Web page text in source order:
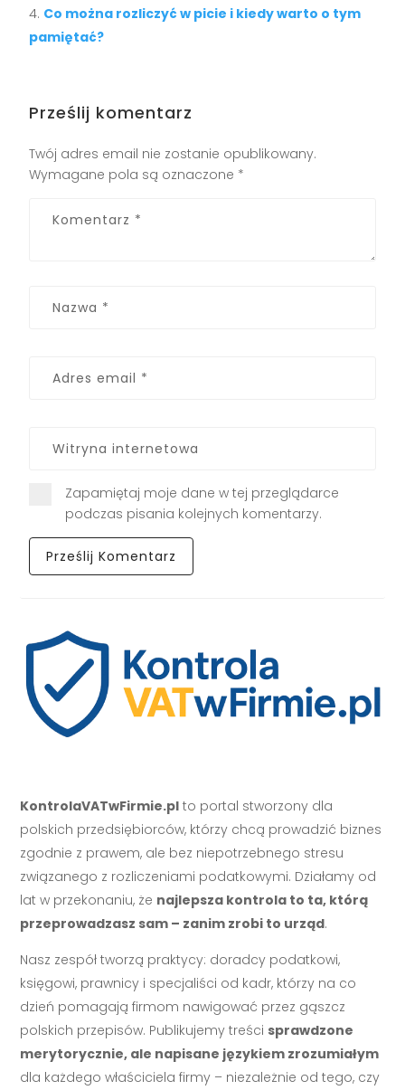
Co można rozliczyć w picie i kiedy warto o tym
pamiętać?
Prześlij komentarz
Twój adres email nie zostanie opublikowany.
Wymagane pola są oznaczone *
Zapamiętaj moje dane w tej przeglądarce
podczas pisania kolejnych komentarzy.
KontrolaVATwFirmie.pl to portal stworzony dla
polskich przedsiębiorców, którzy chcą prowadzić biznes
zgodnie z prawem, ale bez niepotrzebnego stresu
związanego z rozliczeniami podatkowymi. Działamy od
lat w przekonaniu, że najlepsza kontrola to ta, którą
przeprowadzasz sam – zanim zrobi to urząd.
Nasz zespół tworzą praktycy: doradcy podatkowi,
księgowi, prawnicy i specjaliści od kadr, którzy na co
dzień pomagają firmom nawigować przez gąszcz
polskich przepisów. Publikujemy treści sprawdzone
merytorycznie, ale napisane językiem zrozumiałym
dla każdego właściciela firmy – niezależnie od tego, czy